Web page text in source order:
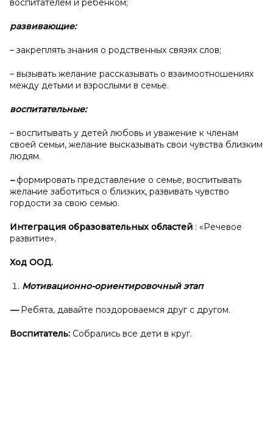
воспитателем и ребёнком;
развивающие:
– закреплять знания о родственных связях слов;
– вызывать желание рассказывать о взаимоотношениях
между детьми и взрослыми в семье.
воспитательные:
– воспитывать у детей любовь и уважение к членам
своей семьи, желание высказывать свои чувства близким
людям.
–формировать представление о семье, воспитывать
желание заботиться о близких, развивать чувство
гордости за свою семью.
Интеграция образовательных областей : «Речевое
развитие».
Ход ООД.
Мотивационно-ориентировочный этап
—Ребята, давайте поздороваемся друг с другом.
Воспитатель: Собрались все дети в круг.